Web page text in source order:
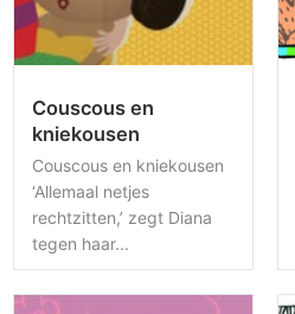
Couscous en
kniekousen
Couscous en kniekousen
‘Allemaal netjes
rechtzitten,’ zegt Diana
tegen haar...